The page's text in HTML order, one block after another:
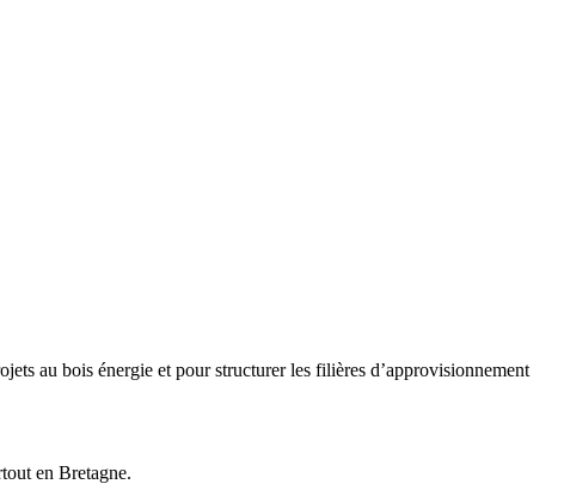
au bois énergie et pour structurer les filières d’approvisionnement
en Bretagne.